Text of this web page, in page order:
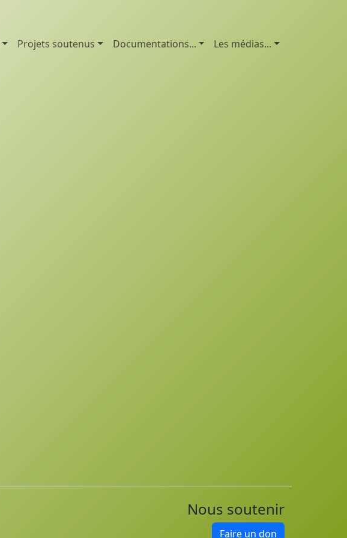
Projets soutenus Documentations... Les médias...
Nous soutenir
Faire un don